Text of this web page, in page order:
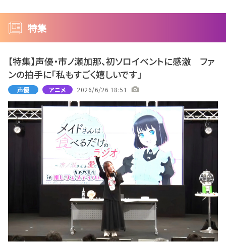
特集
【特集】声優・市ノ瀬加那、初ソロイベントに感激 ファ
ンの拍手に「私もすごく嬉しいです」
声優 アニメ 2026/6/26 18:51